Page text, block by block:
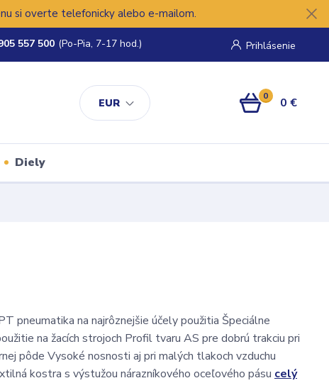
si overte telefonicky alebo e-mailom.
EUR
Prihlásenie
557 500 (Po-Pia, 7-17 hod.)
0 0 €
Diely
pneumatika na najrôznejšie účely použitia Špeciálne
na žacích strojoch Profil tvaru AS pre dobrú trakciu pri
pôde Vysoké nosnosti aj pri malých tlakoch vzduchu
kostra s výstužou nárazníkového oceľového pásu celý